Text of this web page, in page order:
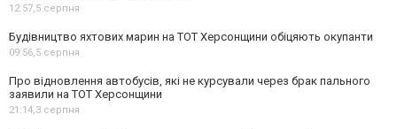
12:57,5 серпня
Будівництво яхтових марин на ТОТ Херсонщини обіцяють окупанти
09:56,5 серпня
Про відновлення автобусів, які не курсували через брак пального
заявили на ТОТ Херсонщини
21:14,3 серпня